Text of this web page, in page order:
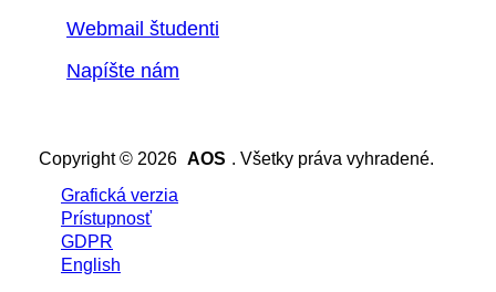
Webmail študenti
Napíšte nám
Copyright © 2026 AOS . Všetky práva vyhradené.
Grafická verzia
Prístupnosť
GDPR
English